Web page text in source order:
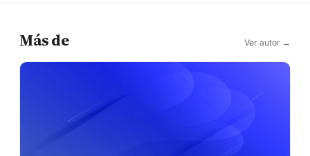
Más de Ver autor →